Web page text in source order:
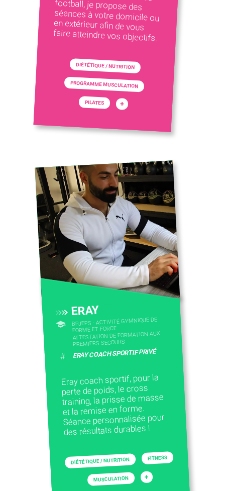
faire atteindre vos objectifs.
DIÉTÉTIQUE / NUTRITION
PROGRAMME MUSCULATION
PILATES +
ERAY
BPJEPS - ACTIVITÉ GYMNIQUE DE
FORME ET FORCE
ATTESTATION DE FORMATION AUX
PREMIERS SECOURS
# ERAY COACH SPORTIF PRIVÉ
Eray coach sportif, pour la
perte de poids, le cross
training, la prisse de masse
et la remise en forme.
Séance personnalisée pour
des résultats durables !
DIÉTÉTIQUE / NUTRITION FITNESS
MUSCULATION +